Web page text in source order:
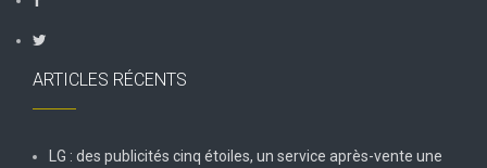
ARTICLES RÉCENTS
LG : des publicités cinq étoiles, un service après-vente une